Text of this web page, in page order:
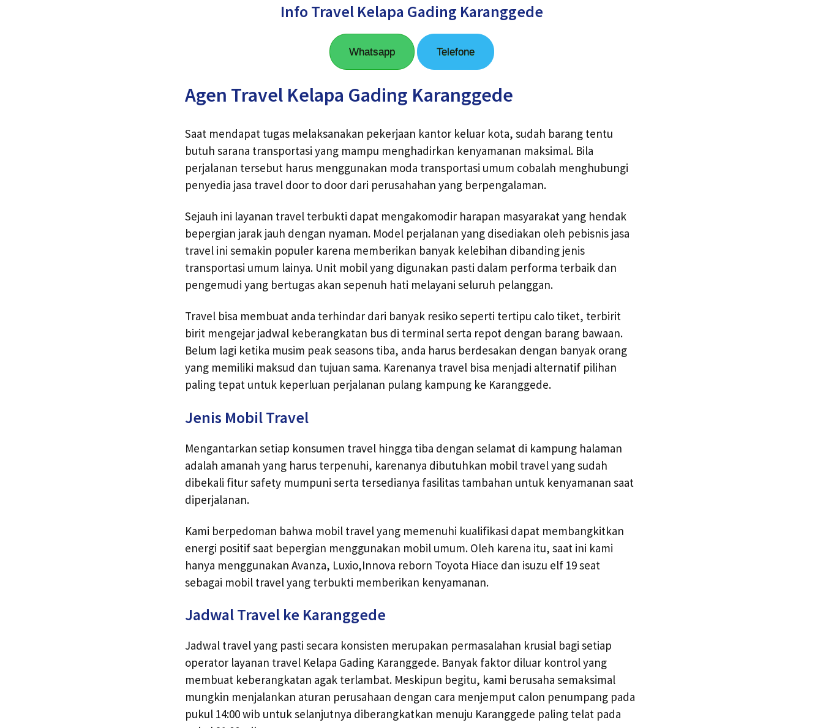
Info Travel Kelapa Gading Karanggede
Whatsapp Telefone
Agen Travel Kelapa Gading Karanggede
Saat mendapat tugas melaksanakan pekerjaan kantor keluar kota, sudah barang tentu
butuh sarana transportasi yang mampu menghadirkan kenyamanan maksimal. Bila
perjalanan tersebut harus menggunakan moda transportasi umum cobalah menghubungi
penyedia jasa travel door to door dari perusahahan yang berpengalaman.
Sejauh ini layanan travel terbukti dapat mengakomodir harapan masyarakat yang hendak
bepergian jarak jauh dengan nyaman. Model perjalanan yang disediakan oleh pebisnis jasa
travel ini semakin populer karena memberikan banyak kelebihan dibanding jenis
transportasi umum lainya. Unit mobil yang digunakan pasti dalam performa terbaik dan
pengemudi yang bertugas akan sepenuh hati melayani seluruh pelanggan.
Travel bisa membuat anda terhindar dari banyak resiko seperti tertipu calo tiket, terbirit
birit mengejar jadwal keberangkatan bus di terminal serta repot dengan barang bawaan.
Belum lagi ketika musim peak seasons tiba, anda harus berdesakan dengan banyak orang
yang memiliki maksud dan tujuan sama. Karenanya travel bisa menjadi alternatif pilihan
paling tepat untuk keperluan perjalanan pulang kampung ke Karanggede.
Jenis Mobil Travel
Mengantarkan setiap konsumen travel hingga tiba dengan selamat di kampung halaman
adalah amanah yang harus terpenuhi, karenanya dibutuhkan mobil travel yang sudah
dibekali fitur safety mumpuni serta tersedianya fasilitas tambahan untuk kenyamanan saat
diperjalanan.
Kami berpedoman bahwa mobil travel yang memenuhi kualifikasi dapat membangkitkan
energi positif saat bepergian menggunakan mobil umum. Oleh karena itu, saat ini kami
hanya menggunakan Avanza, Luxio,Innova reborn Toyota Hiace dan isuzu elf 19 seat
sebagai mobil travel yang terbukti memberikan kenyamanan.
Jadwal Travel ke Karanggede
Jadwal travel yang pasti secara konsisten merupakan permasalahan krusial bagi setiap
operator layanan travel Kelapa Gading Karanggede. Banyak faktor diluar kontrol yang
membuat keberangkatan agak terlambat. Meskipun begitu, kami berusaha semaksimal
mungkin menjalankan aturan perusahaan dengan cara menjemput calon penumpang pada
pukul 14:00 wib untuk selanjutnya diberangkatkan menuju Karanggede paling telat pada